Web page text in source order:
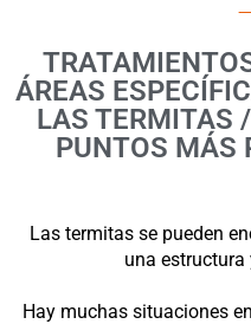
ÁREAS
LAS TERMITAS
PUNTOS MÁS
Las termitas se pueden
una
Hay muchas situaciones